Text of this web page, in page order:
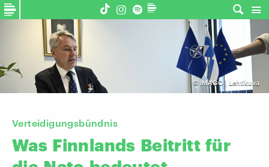
© IMAGO | Lehtikuva
Verteidigungsbündnis
Was Finnlands Beitritt für